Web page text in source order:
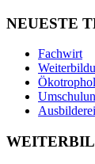
NEUESTE
Fachwirt